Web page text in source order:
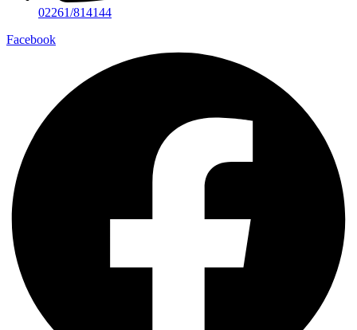
02261/814144
Facebook